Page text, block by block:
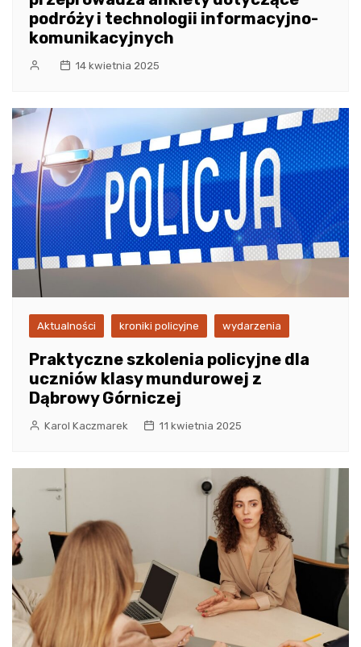
podróży i technologii informacyjno-
komunikacyjnych
14 kwietnia 2025
Aktualności kroniki policyjne wydarzenia
Praktyczne szkolenia policyjne dla
uczniów klasy mundurowej z
Dąbrowy Górniczej
Karol Kaczmarek 11 kwietnia 2025